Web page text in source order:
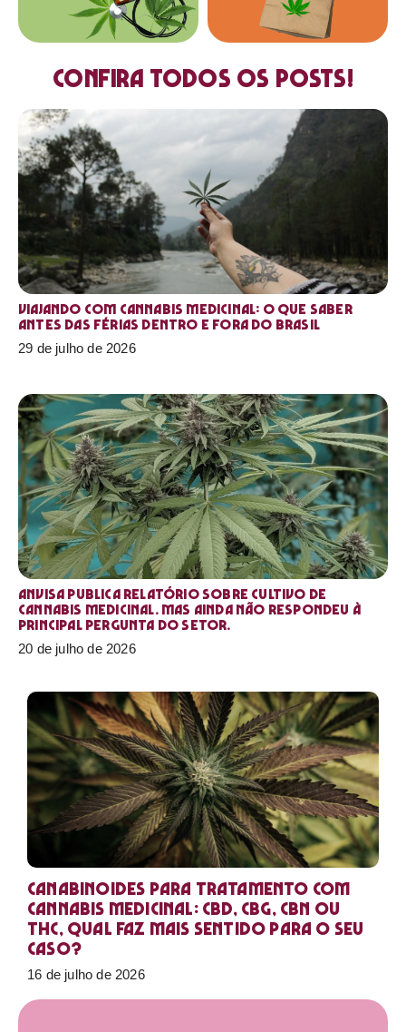
Confira todos os posts!
Viajando com cannabis medicinal: o que saber
antes das férias dentro e fora do Brasil
29 de julho de 2026
Anvisa publica relatório sobre cultivo de
Cannabis medicinal. Mas ainda não respondeu à
principal pergunta do setor.
20 de julho de 2026
Canabinoides para tratamento com
cannabis medicinal: CBD, CBG, CBN ou
THC, qual faz mais sentido para o seu
caso?
16 de julho de 2026